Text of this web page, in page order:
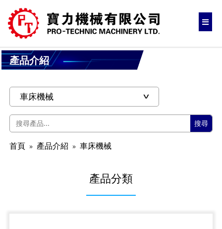
產品介紹
搜尋
首頁 產品介紹 車床機械
產品分類